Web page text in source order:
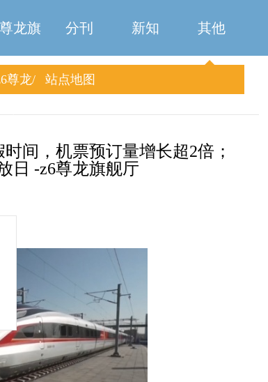
龙旗
舰厅
分刊 新知 其他
尊龙
站点地图
间，机票预订量增长超2倍；
日 -z6尊龙旗舰厅